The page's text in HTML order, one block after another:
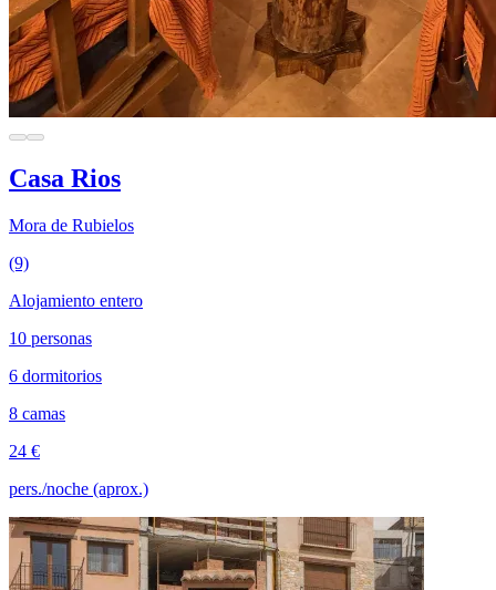
Casa Rios
Mora de Rubielos
(9)
Alojamiento entero
10 personas
6 dormitorios
8 camas
24 €
pers./noche (aprox.)